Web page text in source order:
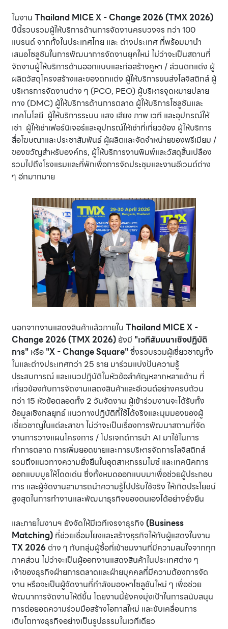
ในงาน Thailand MICE X - Change 2026 (TMX 2026)
ปีนี้รวบรวมผู้ให้บริการด้านการจัดงานครบวงจร กว่า 100
แบรนด์ จากทั้งในประเทศไทย และ ต่างประเทศ ที่พร้อมมานำ
เสนอโซลูชันในการพัฒนาการจัดงานยุคใหม่ ไม่ว่าจะเป็นสถานที่
จัดงานผู้ให้บริการด้านออกแบบและก่อสร้างคูหา / ส่วนตกแต่ง ผู้
ผลิตวัสดุโครงสร้างและของตกแต่ง ผู้ให้บริการขนส่งโลจิสติกส์ ผู้
บริหารการจัดงานต่าง ๆ (PCO, PEO) ผู้บริหารจุดหมายปลาย
ทาง (DMC) ผู้ให้บริการด้านการตลาด ผู้ให้บริการโซลูชันและ
เทคโนโลยี ผู้ให้บริการระบบ แสง เสียง ภาพ เวที และอุปกรณ์ให้
เช่า ผู้ให้เช่าเฟอร์นิเจอร์และอุปกรณ์ให้เช่าที่เกี่ยวข้อง ผู้ให้บริการ
สื่อโฆษณาและประชาสัมพันธ์ ผู้ผลิตและจัดจำหน่ายของพรีเมียม /
ของขวัญสำหรับองค์กร, ผู้ให้บริการงานพิมพ์และวัสดุสิ้นเปลือง
รวมไปถึงโรงแรมและที่พักเพื่อการจัดประชุมและงานอีเวนต์ต่าง
ๆ อีกมากมาย
นอกจากงานแสดงสินค้าแล้วภายใน Thailand MICE X -
Change 2026 (TMX 2026) ยังมี "เวทีสัมมนาเชิงปฏิบัติ
การ" หรือ "X - Change Square"ซึ่งรวบรวมผู้เชี่ยวชาญทั้ง
ในและต่างประเทศกว่า 25 ราย มาร่วมแบ่งปันความรู้
ประสบการณ์ และแนวปฏิบัติในหัวข้อสำคัญหลากหลายด้าน ที่
เกี่ยวข้องกับการจัดงานแสดงสินค้าและอีเวนต์อย่างครบถ้วน
กว่า 15 หัวข้อตลอดทั้ง 2 วันจัดงาน ผู้เข้าร่วมงานจะได้รับทั้ง
ข้อมูลเชิงกลยุทธ์ แนวทางปฏิบัติที่ใช้ได้จริงและมุมมองของผู้
เชี่ยวชาญในแต่ละสาขา ไม่ว่าจะเป็นเรื่องการพัฒนาสถานที่จัด
งานการวางแผนโครงการ / โปรเจกต์การนำ AI มาใช้ในการ
ทำการตลาด การเพิ่มยอดขายและการบริหารจัดการโลจิสติกส์
รวมถึงแนวทางความยั่งยืนในอุตสาหกรรมไมซ์ และเทคนิคการ
ออกแบบบูธให้โดดเด่น ซึ่งทั้งหมดออกแบบมาเพื่อช่วยผู้ประกอบ
การ และผู้จัดงานสามารถนำความรู้ไปปรับใช้จริง ให้เกิดประโยชน์
สูงสุดในการทำงานและพัฒนาธุรกิจของตนเองได้อย่างยั่งยืน
และภายในงานฯ ยังจัดให้มีเวทีเจรจาธุรกิจ (Business
Matching) ที่ช่วยเชื่อมโยงและสร้างธุรกิจให้กับผู้แสดงในงาน
TX 2026 ต่าง ๆ กับกลุ่มผู้ซื้อที่เข้าชมงานที่มีความสนใจจากทุก
ภาคส่วน ไม่ว่าจะเป็นผู้ออกงานแสดงสินค้าในประเทศต่าง ๆ
เจ้าของธุรกิจฝ่ายการตลาดและฝ่ายบุคคลที่มีความต้องการจัด
งาน หรือจะเป็นผู้จัดงานที่กำลังมองหาโซลูชันใหม่ ๆ เพื่อช่วย
พัฒนาการจัดงานให้ดีขึ้น โดยงานนี้ยังคงมุ่งเป้าในการสนับสนุน
การต่อยอดความร่วมมือสร้างโอกาสใหม่ และขับเคลื่อนการ
เติบโตทางธุรกิจอย่างเป็นรูปธรรมในเวทีเดียว